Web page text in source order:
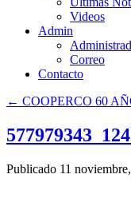
Videos
Admin
Correo
Contacto
← COOPERCO 60
Publicado 11